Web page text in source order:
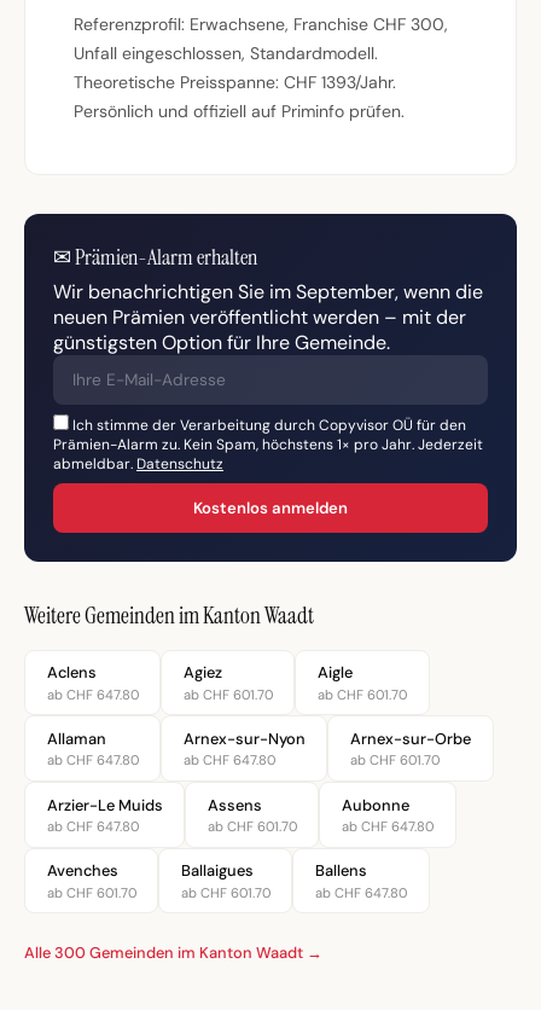
Referenzprofil: Erwachsene, Franchise CHF 300,
Unfall eingeschlossen, Standardmodell.
Theoretische Preisspanne: CHF 1393/Jahr.
Persönlich und offiziell auf Priminfo prüfen.
✉Prämien-Alarm erhalten
Wir benachrichtigen Sie im September, wenn die
neuen Prämien veröffentlicht werden – mit der
günstigsten Option für Ihre Gemeinde.
Ich stimme der Verarbeitung durch Copyvisor OÜ für den
Prämien-Alarm zu. Kein Spam, höchstens 1× pro Jahr. Jederzeit
abmeldbar. Datenschutz
Kostenlos anmelden
Weitere Gemeinden im Kanton Waadt
Aclens
ab CHF 647.80
Agiez
ab CHF 601.70
Aigle
ab CHF 601.70
Allaman
ab CHF 647.80
Arnex-sur-Nyon
ab CHF 647.80
Arnex-sur-Orbe
ab CHF 601.70
Arzier-Le Muids
ab CHF 647.80
Assens
ab CHF 601.70
Aubonne
ab CHF 647.80
Avenches
ab CHF 601.70
Ballaigues
ab CHF 601.70
Ballens
ab CHF 647.80
Alle 300 Gemeinden im Kanton Waadt →